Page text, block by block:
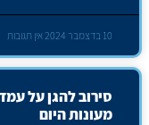
10 בדצמבר 2024 אין תגובות
סירוב להגן על
מעונות היום